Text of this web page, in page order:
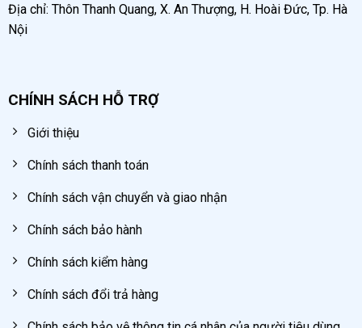
Địa chỉ: Thôn Thanh Quang, X. An Thượng, H. Hoài Đức, Tp. Hà
Nội
CHÍNH SÁCH HỖ TRỢ
Giới thiệu
Chính sách thanh toán
Chính sách vận chuyển và giao nhận
Chính sách bảo hành
Chính sách kiểm hàng
Chính sách đổi trả hàng